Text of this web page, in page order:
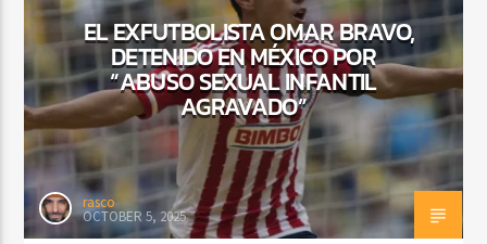
EL EXFUTBOLISTA OMAR BRAVO,
DETENIDO EN MÉXICO POR
“ABUSO SEXUAL INFANTIL
AGRAVADO”
rasco
OCTOBER 5, 2025